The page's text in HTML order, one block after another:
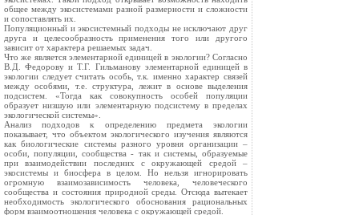
общее между экосистемами разной размерности и сложности
и сопоставлять их.
Популяционный и экосистемный подходы не исключают друг
друга и целесообразность применения того или другого
зависит от характера решаемых задач.
Что же является элементарной единицей в экологии? Согласно
В.Д. Федорову и Т.Г. Гильманову элементарной единицей в
экологии следует считать особь, т.к. именно характер связей
между особями, т.е. структура, лежит в основе выделения
подсистем. «Тогда как совокупность особей популяции
образует низшую или элементарную подсистему в пределах
экологической системы».
Анализ подходов к определению предмета экологии
показывает, что объектом экологического изучения являются
как биологические системы разного уровня организации –
особи, популяции, сообщества - так и системы, образуемые
при взаимодействии последних с окружающей средой –
экосистемы и биосфера в целом. Но нельзя игнорировать
огромную взаимозависимость человека, человеческого
сообщества и состояния природной среды. Отсюда вытекает
необходимость экологического обоснования рациональных
форм взаимоотношения человека с окружающей средой.